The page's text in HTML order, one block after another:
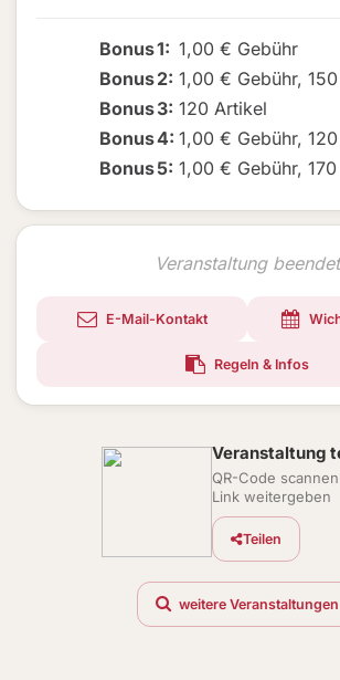
Bonus1: 1,00 € Gebühr
Bonus2: 1,00 € Gebühr,
Bonus3: 120 Artikel
Bonus4: 1,00 € Gebühr,
Bonus5: 1,00 € Gebühr,
Veranstaltung beendet
E-Mail-Kontakt
Regeln & Infos
Veranstaltung
QR-Code
Link weitergeben
Teilen
weitere Veranstaltungen